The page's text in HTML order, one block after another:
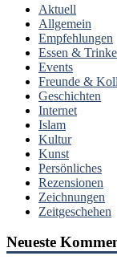
Aktuell
Allgemein
Empfehlungen
Essen &
Events
Freunde &
Geschichten
Internet
Islam
Kultur
Kunst
Persönliches
Rezensionen
Zeichnungen
Zeitgeschehen
Neueste